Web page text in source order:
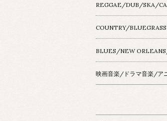
REGGAE/DUB/SKA/
COUNTRY/BLUEGRASS
BLUES/NEW
映画音楽/ドラマ音楽/ア